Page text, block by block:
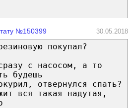
№150399 30.05.2018
покупал?
с насосом, а то
будешь
отвернулся спать?
вся такая надутая,